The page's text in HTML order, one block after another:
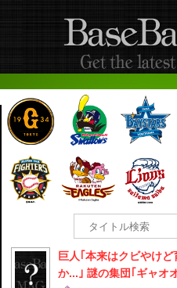
巨人｢本来はクビやけ
か...｣ 謎の集団｢ギャオ